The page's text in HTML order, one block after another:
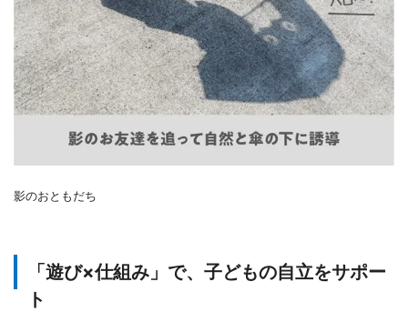
影のおともだち
「遊び×仕組み」で、子どもの自立をサポー
ト